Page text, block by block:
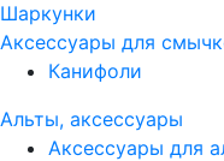
Шаркунки
Аксессуары для
Канифоли
Альты, аксессуары
Аксессуары для